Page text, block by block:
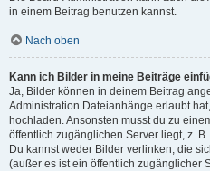
in einem Beitrag benutzen kannst.
Nach oben
Kann ich Bilder in meine Beiträge
Ja, Bilder können in deinem Beitrag
Administration Dateianhänge erlaubt
hochladen. Ansonsten musst du zu
öffentlich zugänglichen Server liegt, z.
Du kannst weder Bilder verlinken, die
(außer es ist ein öffentlich zugänglicher